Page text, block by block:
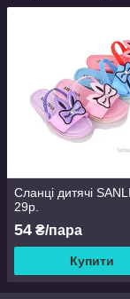
Сланці дитячі
29р.
54 ₴/пара
Купити